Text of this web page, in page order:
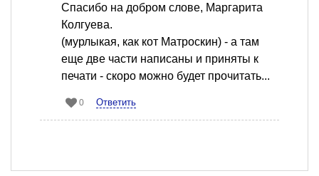
Спасибо на добром слове, Маргарита
Колгуева.
(мурлыкая, как кот Матроскин) - а там
еще две части написаны и приняты к
печати - скоро можно будет прочитать...
0 Ответить